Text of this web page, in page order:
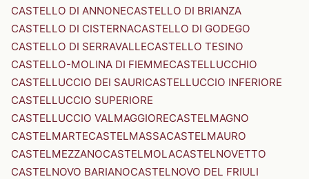
CASTELLO DI ANNONECASTELLO DI BRIANZA
CASTELLO DI CISTERNACASTELLO DI GODEGO
CASTELLO DI SERRAVALLECASTELLO TESINO
CASTELLO-MOLINA DI FIEMMECASTELLUCCHIO
CASTELLUCCIO DEI SAURICASTELLUCCIO INFERIORE
CASTELLUCCIO SUPERIORE
CASTELLUCCIO VALMAGGIORECASTELMAGNO
CASTELMARTECASTELMASSACASTELMAURO
CASTELMEZZANOCASTELMOLACASTELNOVETTO
CASTELNOVO BARIANOCASTELNOVO DEL FRIULI